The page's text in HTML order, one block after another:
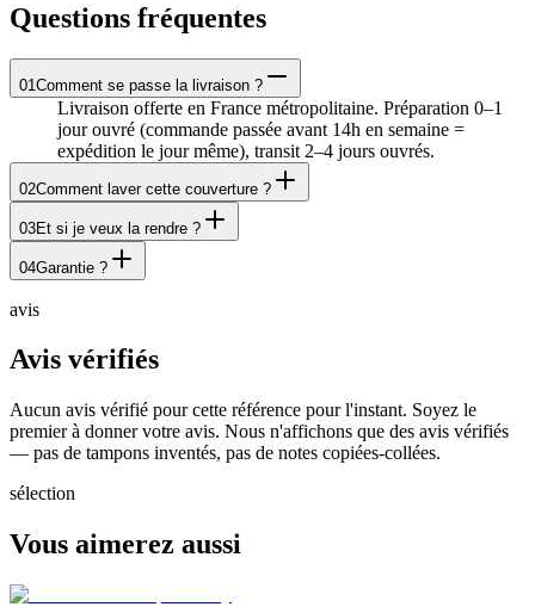
Questions fréquentes
01Comment se passe la livraison ?
Livraison offerte en France métropolitaine. Préparation 0–1
jour ouvré (commande passée avant 14h en semaine =
expédition le jour même), transit 2–4 jours ouvrés.
02Comment laver cette couverture ?
03Et si je veux la rendre ?
04Garantie ?
avis
Avis vérifiés
Aucun avis vérifié pour cette référence pour l'instant. Soyez le
premier à donner votre avis. Nous n'affichons que des avis vérifiés
— pas de tampons inventés, pas de notes copiées-collées.
sélection
Vous aimerez aussi